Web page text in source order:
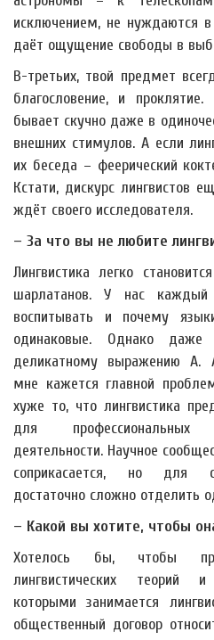
исключением, не нуждаются в
даёт ощущение свободы в
В-третьих, твой предмет
благословение, и
бывает скучно даже в
внешних стимулов. А если
их беседа – феерический
Кстати, дискурс лингвистов
ждёт своего исследователя.
– За что вы не любите
Лингвистика легко
шарлатанов. У нас
воспитывать и почему
одинаковые. Однако даже
деликатному выражению А.
мне кажется главной
хуже то, что лингвистика
для профессиональных
деятельности. Научное
соприкасается, но для
достаточно сложно отделить
– Какой вы хотите, чтобы
Хотелось бы, чтобы
лингвистических теорий
которыми занимается
общественный договор